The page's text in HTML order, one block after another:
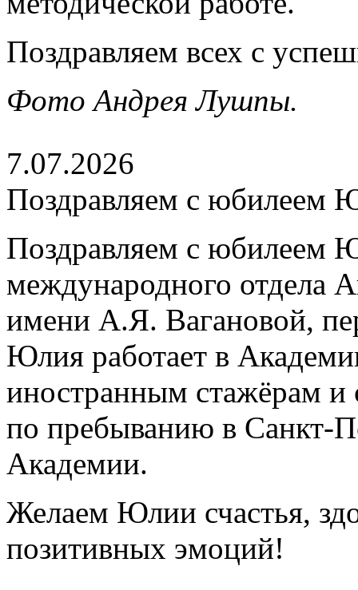
Поздравляем всех с
Фото Андрея Лушпы.
7.07.2026
Поздравляем с юбилеем
Поздравляем с юбилеем
международного отдела
имени А.Я. Вагановой,
Юлия работает в
иностранным стажёрам и
по пребыванию в Санкт-
Академии.
Желаем Юлии счастья,
позитивных эмоций!